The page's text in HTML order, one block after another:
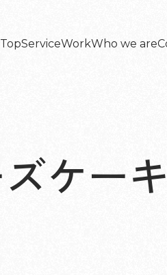
TopServiceWorkWho we are
ケー